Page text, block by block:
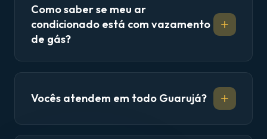
Como saber se meu ar
condicionado está com vazamento
de gás?
Vocês atendem em todo Guarujá?